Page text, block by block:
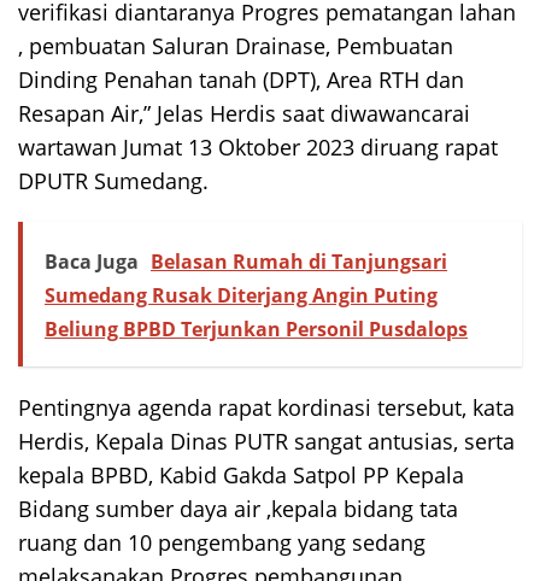
verifikasi diantaranya Progres pematangan lahan
, pembuatan Saluran Drainase, Pembuatan
Dinding Penahan tanah (DPT), Area RTH dan
Resapan Air,” Jelas Herdis saat diwawancarai
wartawan Jumat 13 Oktober 2023 diruang rapat
DPUTR Sumedang.
Baca Juga Belasan Rumah di Tanjungsari
Sumedang Rusak Diterjang Angin Puting
Beliung BPBD Terjunkan Personil Pusdalops
Pentingnya agenda rapat kordinasi tersebut, kata
Herdis, Kepala Dinas PUTR sangat antusias, serta
kepala BPBD, Kabid Gakda Satpol PP Kepala
Bidang sumber daya air ,kepala bidang tata
ruang dan 10 pengembang yang sedang